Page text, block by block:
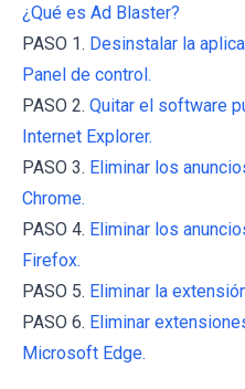
¿Qué es Ad Blaster?
PASO 1. Desinstalar la
Panel de control.
PASO 2. Quitar el software
Internet Explorer.
PASO 3. Eliminar los
Chrome.
PASO 4. Eliminar los
Firefox.
PASO 5. Eliminar la
PASO 6. Eliminar
Microsoft Edge.